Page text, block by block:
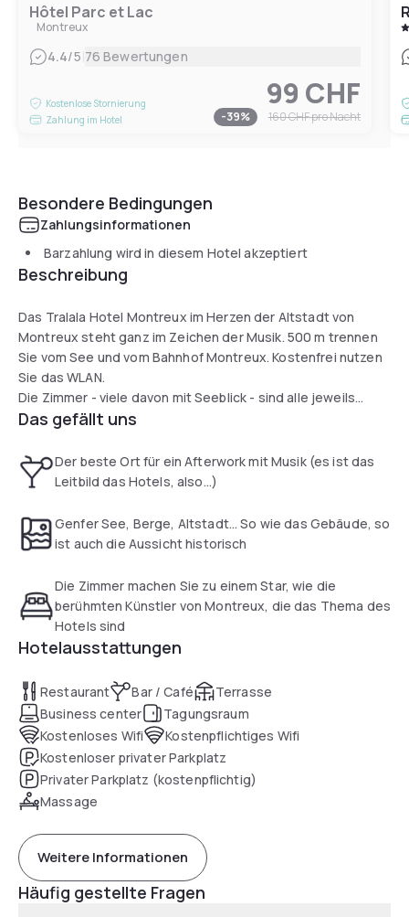
Hôtel Parc et Lac
Montreux
4.4/5|76 Bewertungen
Kostenlose Stornierung
Zahlung im Hotel
99 CHF
-39% 160 CHFpro Nacht
Besondere Bedingungen
Zahlungsinformationen
Barzahlung wird in diesem Hotel akzeptiert
Beschreibung
Das Tralala Hotel Montreux im Herzen der Altstadt von
Montreux steht ganz im Zeichen der Musik. 500 m trennen
Sie vom See und vom Bahnhof Montreux. Kostenfrei nutzen
Sie das WLAN.
Die Zimmer - viele davon mit Seeblick - sind alle jeweils
einem Künstler gewidmet, der zum Ruf von Montreux als
Zimmer über Flachbild-TV.
An der Bar des Tralala verweilen Sie bei einer Auswahl an
Kantonen Waadt und Wallis.
Das gefällt uns
Der beste Ort für ein Afterwork mit Musik (es ist das
Leitbild das Hotels, also...)
Genfer See, Berge, Altstadt... So wie das Gebäude, so
ist auch die Aussicht historisch
Die Zimmer machen Sie zu einem Star, wie die
berühmten Künstler von Montreux, die das Thema des
Hotels sind
Hotelausstattungen
Restaurant Bar / Café
Terrasse
Business center
Tagungsraum
Kostenloses Wifi
Kostenpflichtiges Wifi
Kostenloser privater Parkplatz
Privater Parkplatz (kostenpflichtig)
Massage
Weitere Informationen
Häufig gestellte Fragen